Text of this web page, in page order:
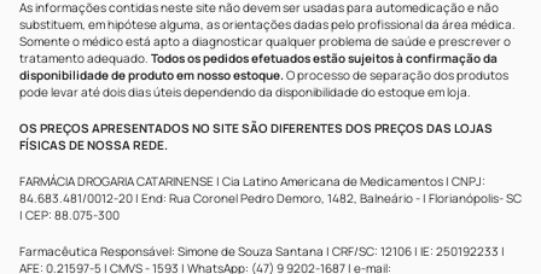
As informações contidas neste site não devem ser usadas para automedicação e não
substituem, em hipótese alguma, as orientações dadas pelo profissional da área médica.
Somente o médico está apto a diagnosticar qualquer problema de saúde e prescrever o
tratamento adequado. Todos os pedidos efetuados estão sujeitos à confirmação da
disponibilidade de produto em nosso estoque.O processo de separação dos produtos
pode levar até dois dias úteis dependendo da disponibilidade do estoque em loja.
OS PREÇOS APRESENTADOS NO SITE SÃO DIFERENTES DOS PREÇOS DAS LOJAS
FÍSICAS DE NOSSA REDE.
FARMÁCIA DROGARIA CATARINENSE | Cia Latino Americana de Medicamentos | CNPJ:
84.683.481/0012-20 | End: Rua Coronel Pedro Demoro, 1482, Balneário - | Florianópolis- SC
| CEP: 88.075-300
Farmacêutica Responsável: Simone de Souza Santana | CRF/SC: 12106 | IE: 250192233 |
AFE: 0.21597-5 | CMVS - 1593 | WhatsApp: (47) 9 9202-1687 | e-mail: